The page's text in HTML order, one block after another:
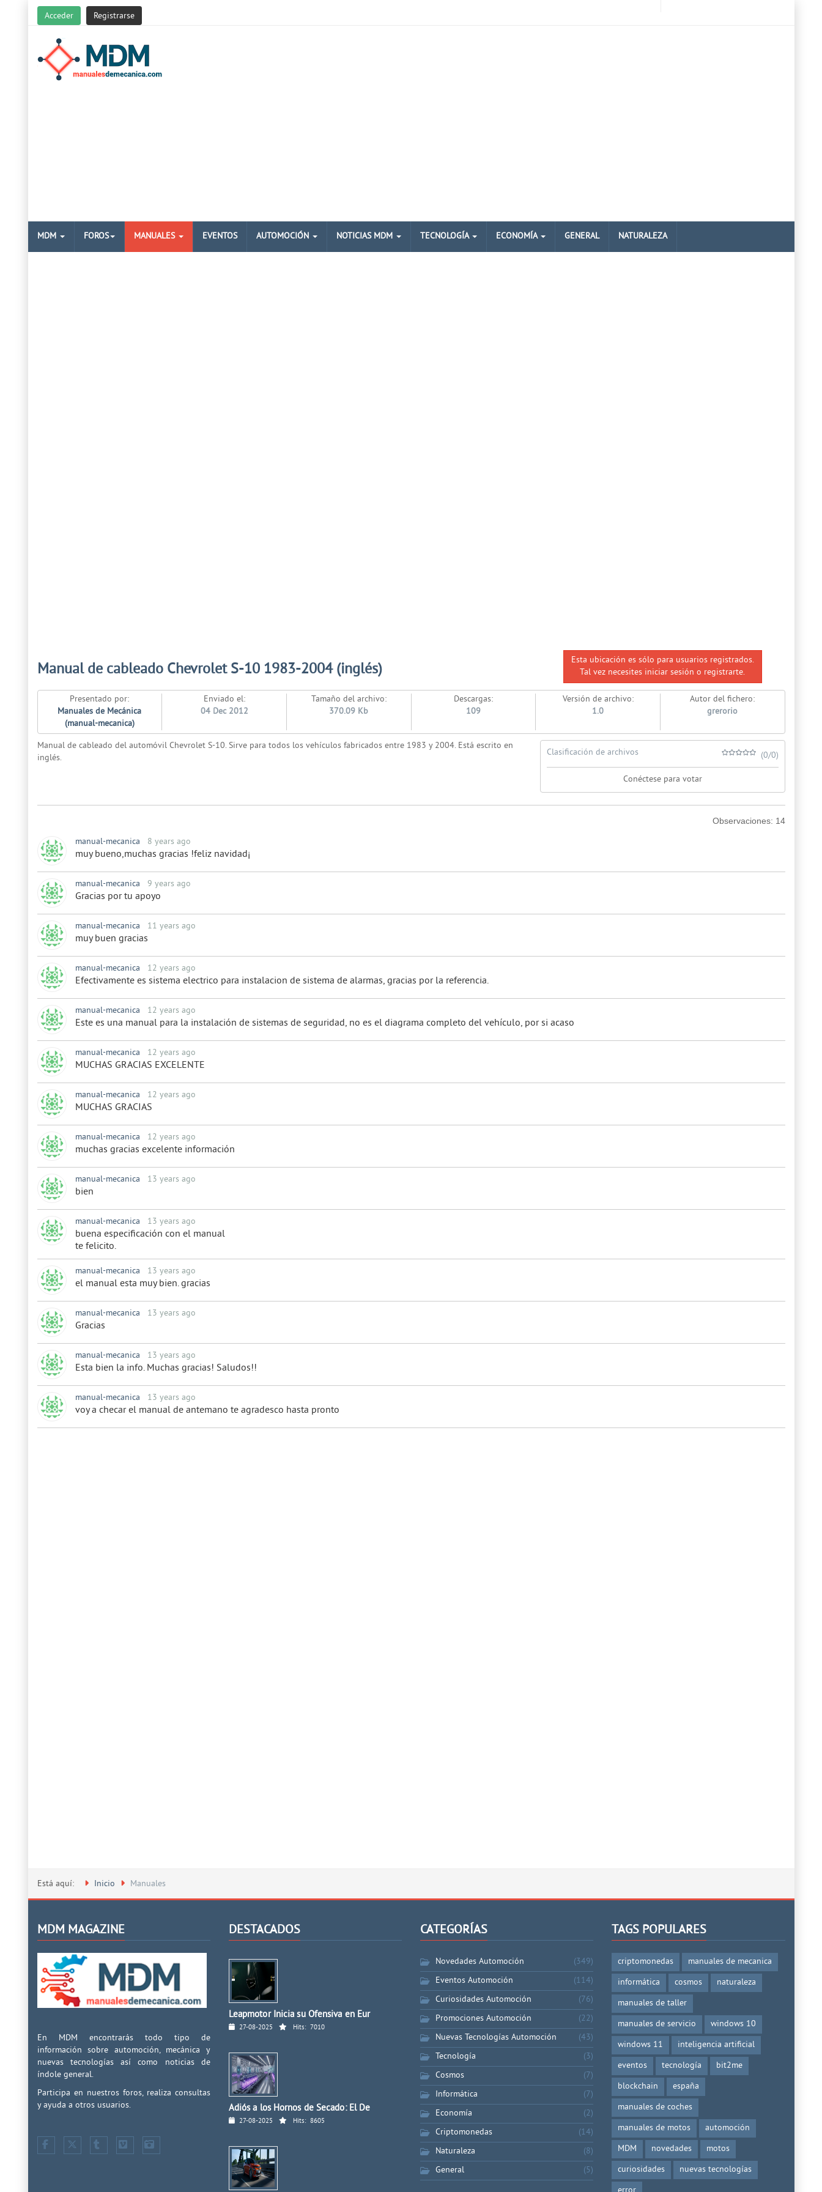
Acceder Registrarse
MDM FOROS MANUALES EVENTOS AUTOMOCIÓN NOTICIAS MDM TECNOLOGÍA ECONOMÍA GENERAL NATURALEZA
Manual de cableado Chevrolet S-10 1983-2004 (inglés)
Esta ubicación es sólo para usuarios registrados.
Tal vez necesites iniciar sesión o registrarte.
Presentado por:
Manuales de Mecánica
(manual-mecanica)
Enviado el:
04 Dec 2012
Tamaño del archivo:
370.09 Kb
Descargas:
109
Versión de archivo:
1.0
Autor del fichero:
grerorio
Manual de cableado del automóvil Chevrolet S-10. Sirve para todos los vehículos fabricados entre 1983 y 2004. Está escrito en
inglés.
Clasificación de archivos (0/0)
Conéctese para votar
Observaciones: 14
manual-mecanica 8 years ago
muy bueno,muchas gracias !feliz navidad¡
manual-mecanica 9 years ago
Gracias por tu apoyo
manual-mecanica 11 years ago
muy buen gracias
manual-mecanica 12 years ago
Efectivamente es sistema electrico para instalacion de sistema de alarmas, gracias por la referencia.
manual-mecanica 12 years ago
Este es una manual para la instalación de sistemas de seguridad, no es el diagrama completo del vehículo, por si acaso
manual-mecanica 12 years ago
MUCHAS GRACIAS EXCELENTE
manual-mecanica 12 years ago
MUCHAS GRACIAS
manual-mecanica 12 years ago
muchas gracias excelente información
manual-mecanica 13 years ago
bien
manual-mecanica 13 years ago
buena especificación con el manual
te felicito.
manual-mecanica 13 years ago
el manual esta muy bien. gracias
manual-mecanica 13 years ago
Gracias
manual-mecanica 13 years ago
Esta bien la info. Muchas gracias! Saludos!!
manual-mecanica 13 years ago
voy a checar el manual de antemano te agradesco hasta pronto
Está aquí: Inicio Manuales
MDM MAGAZINE
En MDM encontrarás todo tipo de
información sobre automoción, mecánica y
nuevas tecnologías así como noticias de
índole general.
Participa en nuestros foros, realiza consultas
y ayuda a otros usuarios.
DESTACADOS
Leapmotor Inicia su Ofensiva en Eur
27-08-2025 Hits: 7010
Adiós a los Hornos de Secado: El De
27-08-2025 Hits: 8605
CATEGORÍAS
Novedades Automoción
(349)
Eventos Automoción
(114)
Curiosidades Automoción
(76)
Promociones Automoción
(22)
Nuevas Tecnologías Automoción
(43)
Tecnología
(3)
Cosmos
(7)
Informática
(7)
Economía
(2)
Criptomonedas
(14)
Naturaleza
(8)
General
(5)
TAGS POPULARES
criptomonedas
manuales de mecanica
informática
cosmos
naturaleza
manuales de taller
manuales de servicio
windows 10
windows 11
inteligencia artificial
eventos
tecnología
bit2me
blockchain
españa
manuales de coches
manuales de motos
automoción
MDM
novedades
motos
curiosidades
nuevas tecnologías